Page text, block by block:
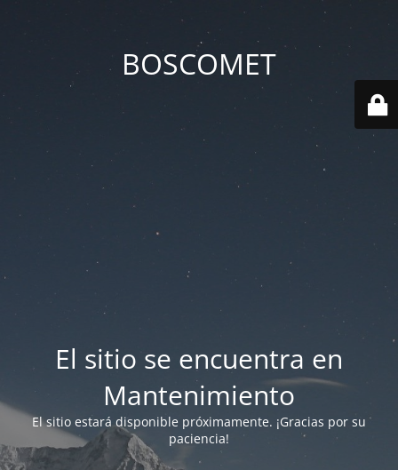
BOSCOMET
El sitio se encuentra en
Mantenimiento
El sitio estará disponible próximamente. ¡Gracias por su
paciencia!